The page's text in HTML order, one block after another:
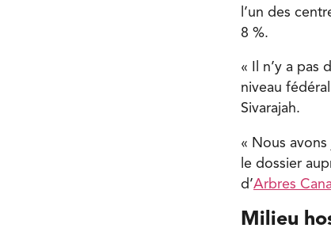
l’un des
8 %.
« Il n’y a pas
niveau
Sivarajah.
« Nous
le dossier
d’Arbres
Milieu